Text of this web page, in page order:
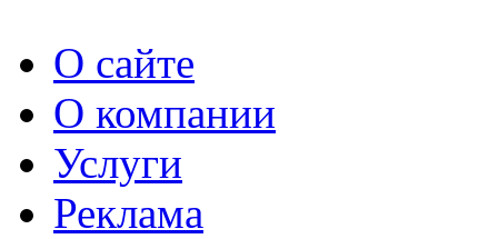
О сайте
О компании
Услуги
Реклама